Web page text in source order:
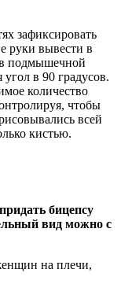
зафиксировать
руки вывести в
подмышечной
угол в 90 градусов.
количество
чтобы
всей
кистью.
бицепсу
вид можно с